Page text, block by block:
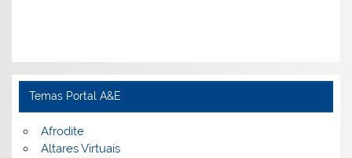
Temas Portal A&E
Afrodite
Altares Virtuais